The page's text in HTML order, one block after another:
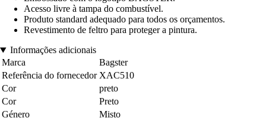
Acesso livre à tampa do combustível.
Produto standard adequado para todos os orçamentos.
Revestimento de feltro para proteger a pintura.
Informações adicionais
Marca
Bagster
Referência do fornecedor XAC510
Cor
preto
Cor
Preto
Género
Misto